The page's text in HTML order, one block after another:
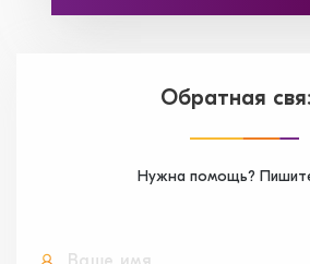
Обратная
Нужна помощь?